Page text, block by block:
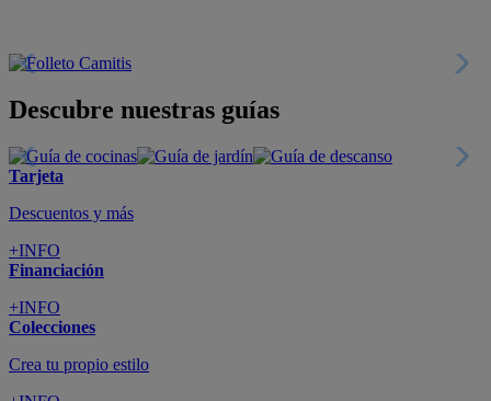
Descubre nuestras guías
Tarjeta
Descuentos y más
+INFO
Financiación
+INFO
Colecciones
Crea tu propio estilo